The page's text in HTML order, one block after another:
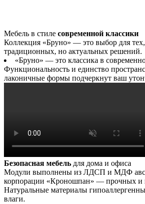
Мебель в стиле современной классики
Коллекция «Бруно» — это выбор для
традиционных, но актуальных решений.
«Бруно» — это классика в
Функциональность и единство
лаконичные формы подчеркнут ваш
Безопасная мебель для дома и офиса
Модули выполнены из ЛДСП и МДФ
корпорации «Кроношпан» — прочных и
Натуральные материалы
влаги.